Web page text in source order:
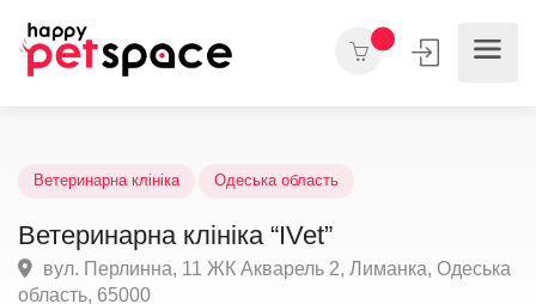
Ветеринарна клініка “IVet”
вул. Перлинна, 11 ЖК Акварель 2, Лиманка,